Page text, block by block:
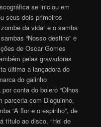
se iniciou em
seus dois primeiros
da vida” e o samba
“Nosso destino” e
de Oscar Gomes
pelas gravadoras
última a lançadora do
do galinho
conta do bolero “Olhos
parceria com Dioguinho,
“A flor e o espinho”, de
título ao disco, “Hei de